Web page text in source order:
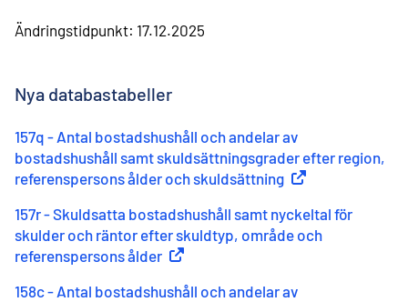
Ändringstidpunkt: 17.12.2025
Nya databastabeller
157q - Antal bostadshushåll och andelar av
bostadshushåll samt skuldsättningsgrader efter region,
referenspersons ålder och skuldsättning Extern länk
157r - Skuldsatta bostadshushåll samt nyckeltal för
skulder och räntor efter skuldtyp, område och
referenspersons ålder Extern länk
158c - Antal bostadshushåll och andelar av